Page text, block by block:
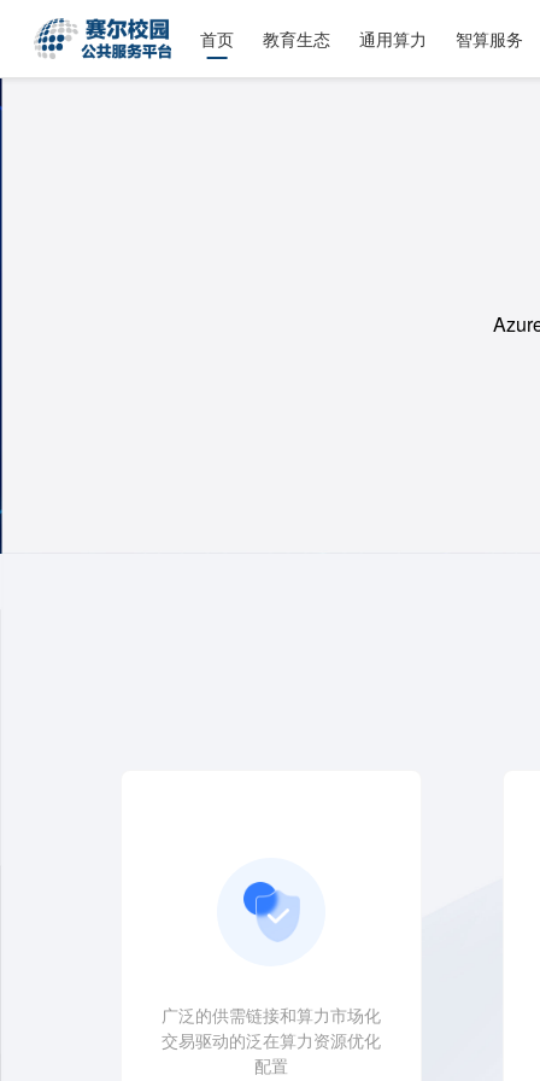
首页 教育生态 通用算力 智算服务
数学与计算、统计与数据分析、科学绘图、
广泛的供需链接和算力市场化
交易驱动的泛在算力资源优化
配置